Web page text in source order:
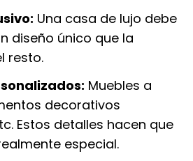
Una casa de lujo debe
diseño único que la
resto.
Muebles a
decorativos
Estos detalles hacen que
especial.